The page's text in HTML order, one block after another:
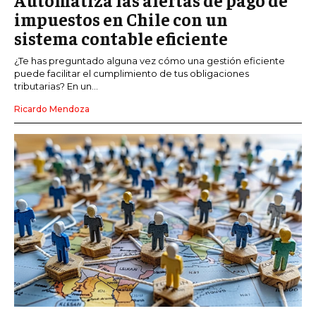
impuestos en Chile con un
sistema contable eficiente
¿Te has preguntado alguna vez cómo una gestión eficiente
puede facilitar el cumplimiento de tus obligaciones
tributarias? En un...
Ricardo Mendoza